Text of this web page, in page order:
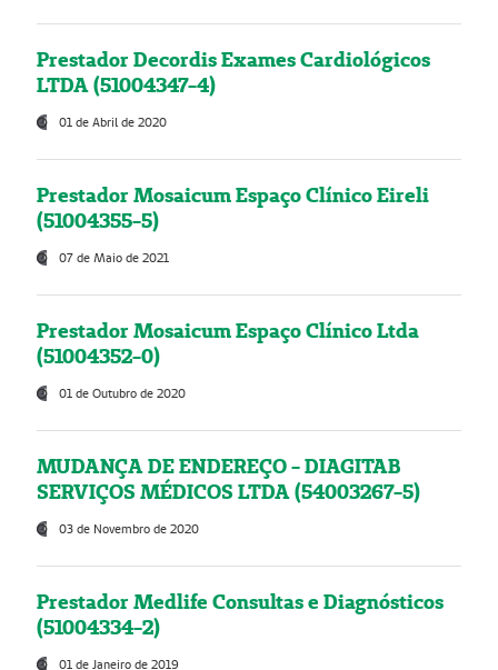
Prestador Decordis Exames Cardiológicos
LTDA (51004347-4)
01 de Abril de 2020
Prestador Mosaicum Espaço Clínico Eireli
(51004355-5)
07 de Maio de 2021
Prestador Mosaicum Espaço Clínico Ltda
(51004352-0)
01 de Outubro de 2020
MUDANÇA DE ENDEREÇO - DIAGITAB
SERVIÇOS MÉDICOS LTDA (54003267-5)
03 de Novembro de 2020
Prestador Medlife Consultas e Diagnósticos
(51004334-2)
01 de Janeiro de 2019